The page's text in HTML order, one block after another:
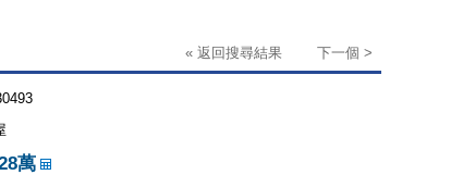
« 返回搜尋結果 下一個 >
萬